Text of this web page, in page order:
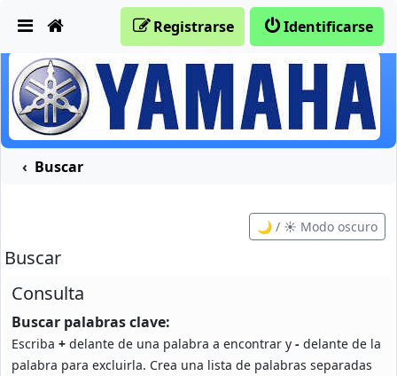
Identificarse
Registrarse
Buscar
🌙 / ☀️ Modo oscuro
Buscar
Consulta
Buscar palabras clave:
Escriba + delante de una palabra a encontrar y - delante de la
palabra para excluirla. Crea una lista de palabras separadas